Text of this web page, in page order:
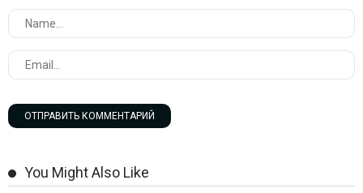
You Might Also Like